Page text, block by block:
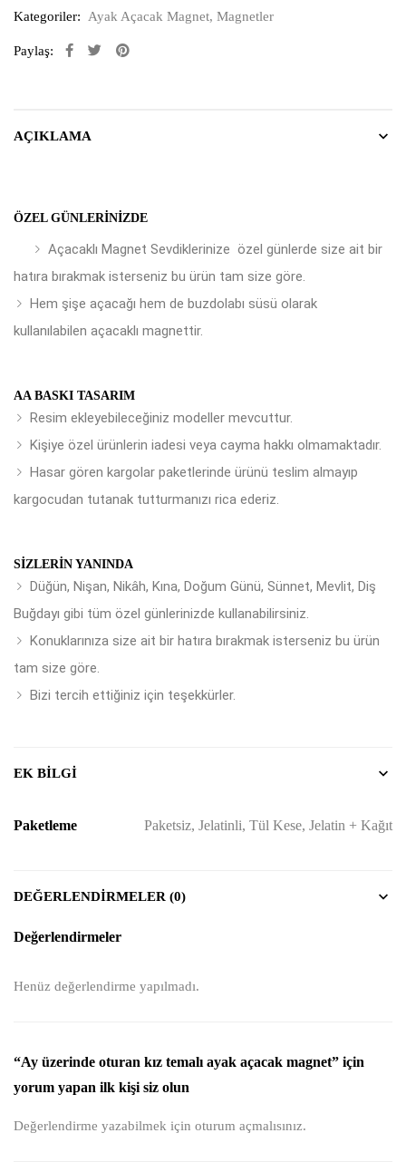
Kategoriler: Ayak Açacak Magnet, Magnetler
Paylaş:
AÇIKLAMA
ÖZEL GÜNLERINIZDE
Açacaklı Magnet Sevdiklerinize özel günlerde size ait bir
hatıra bırakmak isterseniz bu ürün tam size göre.
Hem şişe açacağı hem de buzdolabı süsü olarak
kullanılabilen açacaklı magnettir.
AA BASKI TASARIM
Resim ekleyebileceğiniz modeller mevcuttur.
Kişiye özel ürünlerin iadesi veya cayma hakkı olmamaktadır.
Hasar gören kargolar paketlerinde ürünü teslim almayıp
kargocudan tutanak tutturmanızı rica ederiz.
SIZLERIN YANINDA
Düğün, Nişan, Nikâh, Kına, Doğum Günü, Sünnet, Mevlit, Diş
Buğdayı gibi tüm özel günlerinizde kullanabilirsiniz.
Konuklarınıza size ait bir hatıra bırakmak isterseniz bu ürün
tam size göre.
Bizi tercih ettiğiniz için teşekkürler.
EK BILGI
Paketleme Paketsiz, Jelatinli, Tül Kese, Jelatin + Kağıt
DEĞERLENDIRMELER (0)
Değerlendirmeler
Henüz değerlendirme yapılmadı.
“Ay üzerinde oturan kız temalı ayak açacak magnet” için
yorum yapan ilk kişi siz olun
Değerlendirme yazabilmek için oturum açmalısınız.